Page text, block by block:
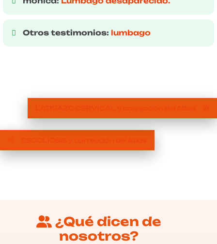
Otros testimonios: lumbago
¿Qué dicen de
nosotros?